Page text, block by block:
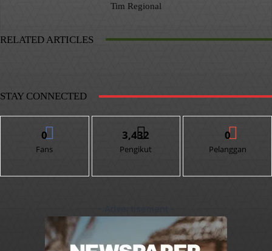
Tim Regional
RELATED ARTICLES
STAY CONNECTED
0
Fans
3,432
Pengikut
0
Pelanggan